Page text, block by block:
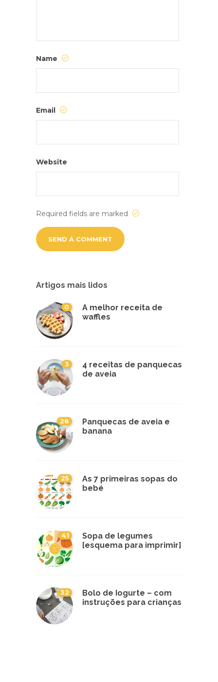
Name
Email
Website
Required fields are marked
Artigos mais lidos
0
A melhor receita de
waffles
3
4 receitas de panquecas
de aveia
28
Panquecas de aveia e
banana
25
As 7 primeiras sopas do
bebé
41
Sopa de legumes
[esquema para imprimir]
32
Bolo de Iogurte – com
instruções para crianças